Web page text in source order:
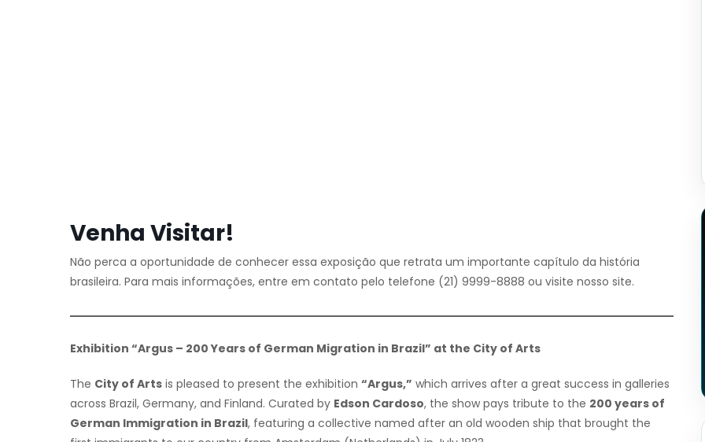
Venha Visitar!
Não perca a oportunidade de conhecer essa exposição que retrata um importante capítulo da história
brasileira. Para mais informações, entre em contato pelo telefone (21) 9999-8888 ou visite nosso site.
Exhibition “Argus – 200 Years of German Migration in Brazil” at the City of Arts
The City of Arts is pleased to present the exhibition “Argus,” which arrives after a great success in galleries
across Brazil, Germany, and Finland. Curated by Edson Cardoso, the show pays tribute to the 200 years of
German Immigration in Brazil, featuring a collective named after an old wooden ship that brought the